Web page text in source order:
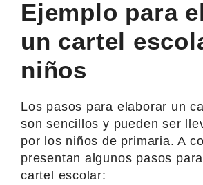
Ejemplo para
un cartel
niños
Los pasos para elaborar un
son sencillos y pueden ser
por los niños de primaria. A
presentan algunos pasos
cartel escolar: